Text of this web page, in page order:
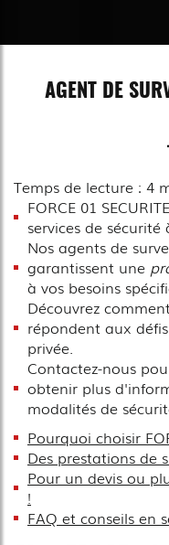
AGENT DE
Temps de lecture : 4
FORCE 01
services de sécurité
Nos agents de
garantissent une
à vos besoins
Découvrez
répondent aux
privée.
Contactez-nous
obtenir plus
modalités de
Pourquoi choisir
Des prestations de
Pour un devis ou
!
FAQ et conseils en